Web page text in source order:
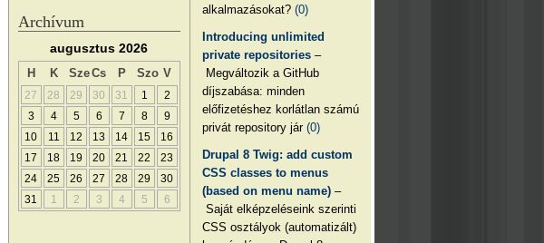
alkalmazásokat?(0)
Introducing unlimited
private repositories –
Megváltozik a GitHub
díjszabása: minden
előfizetéshez korlátlan számú
privát repository jár(0)
Drupal 8 Twig: add custom
CSS classes to menus
(based on menu name) –
Saját elképzeléseink szerinti
CSS osztályok (automatizált)
Archívum
augusztus 2026
H K SzeCs P Szo V
27 28 29 30 31 1
2
3
4 5 6 7 8
9
10
11 12 13 14 15
16
17
18 19 20 21 22
23
24
25 26 27 28 29
30
31
1 2 3 4 5 6